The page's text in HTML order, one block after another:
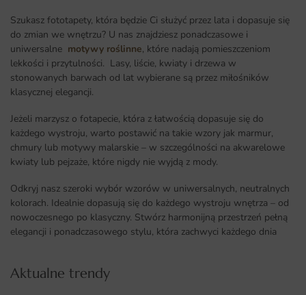
Szukasz fototapety, która będzie Ci służyć przez lata i dopasuje się
do zmian we wnętrzu? U nas znajdziesz ponadczasowe i
uniwersalne motywy roślinne, które nadają pomieszczeniom
lekkości i przytulności. Lasy, liście, kwiaty i drzewa w
stonowanych barwach od lat wybierane są przez miłośników
klasycznej elegancji.
Jeżeli marzysz o fotapecie, która z łatwością dopasuje się do
każdego wystroju, warto postawić na takie wzory jak marmur,
chmury lub motywy malarskie – w szczególności na akwarelowe
kwiaty lub pejzaże, które nigdy nie wyjdą z mody.
Odkryj nasz szeroki wybór wzorów w uniwersalnych, neutralnych
kolorach. Idealnie dopasują się do każdego wystroju wnętrza – od
nowoczesnego po klasyczny. Stwórz harmonijną przestrzeń pełną
elegancji i ponadczasowego stylu, która zachwyci każdego dnia
Aktualne trendy​